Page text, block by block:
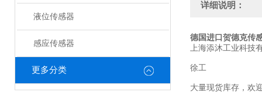
液位传感器
感应传感器
更多分类
详细说明：
德国进口贺德克传
上海添沐工业科技
徐工
大量现货库存，欢